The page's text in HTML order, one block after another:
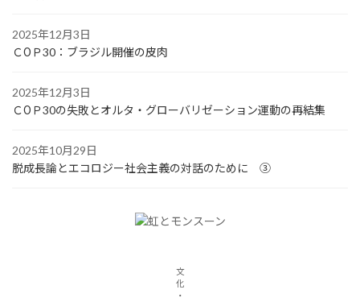
2025年12月3日
ＣОＰ30：ブラジル開催の皮肉
2025年12月3日
ＣОＰ30の失敗とオルタ・グローバリゼーション運動の再結集
2025年10月29日
脱成長論とエコロジー社会主義の対話のために ③
文
化
・